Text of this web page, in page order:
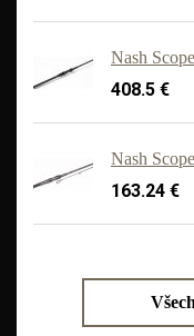
Nash
408.5 €
Nash
163.24 €